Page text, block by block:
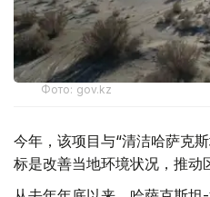
Фото: gov.kz
今年，该项目与“清洁哈萨克
标是改善当地环境状况，推动